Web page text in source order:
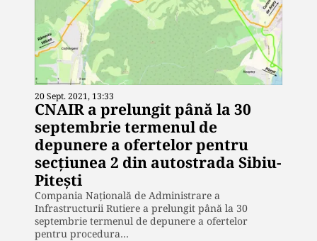
20 Sept. 2021, 13:33
CNAIR a prelungit până la 30
septembrie termenul de
depunere a ofertelor pentru
secțiunea 2 din autostrada Sibiu-
Pitești
Compania Naţională de Administrare a
Infrastructurii Rutiere a prelungit până la 30
septembrie termenul de depunere a ofertelor
pentru procedura…